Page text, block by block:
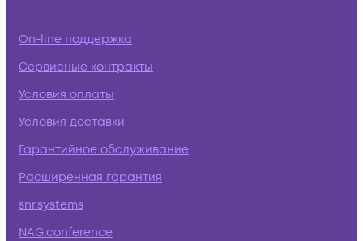
On-line поддержка
Сервисные контракты
Условия оплаты
Условия доставки
Гарантийное обслуживание
Расширенная гарантия
snr.systems
NAG.conference